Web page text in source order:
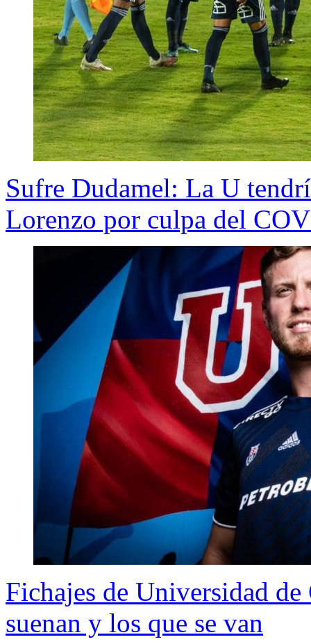
Sufre Dudamel: La U
Lorenzo por culpa del
Fichajes de Universidad
suenan y los que se van